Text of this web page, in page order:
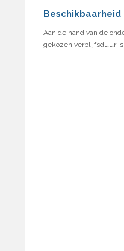
Aan de hand van de
gekozen verblijfsduur is